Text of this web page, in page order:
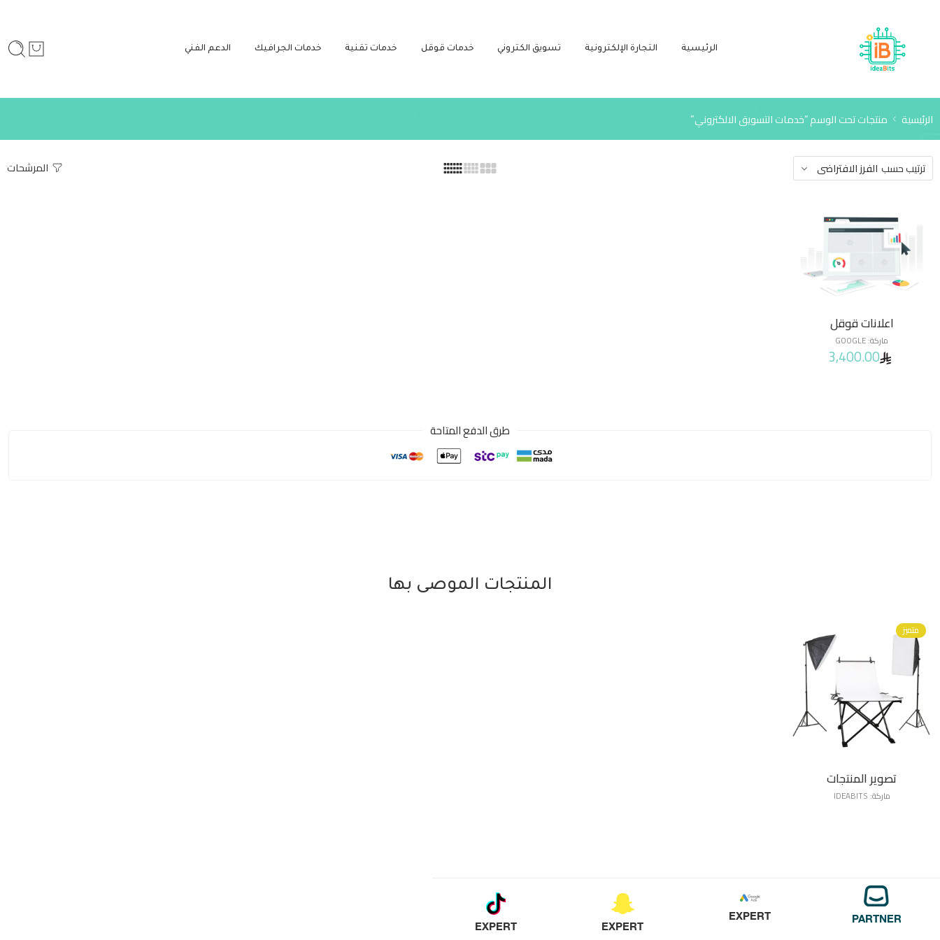
الرئيسية التجارة الإلكترونية تسويق الكتروني خدمات قوقل خدمات تقنية خدمات الجرافيك الدعم الفني
الرئيسية منتجات تحت الوسم “خدمات التسويق الالكتروني”
المرشحات ترتيب حسب الفرز الافتراضى
ماركة:GOOGLE
اعلانات قوقل
3,400.00
طرق الدفع المتاحة
المنتجات الموصى بها
متميز
ماركة: IDEABITS
تصوير المنتجات
PARTNER
EXPERT
EXPERT
EXPERT